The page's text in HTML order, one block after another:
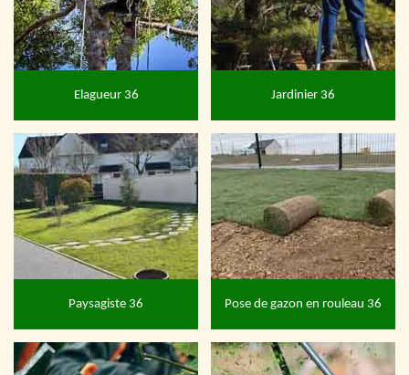
Elagueur 36 Jardinier 36
Paysagiste 36 Pose de gazon en rouleau 36